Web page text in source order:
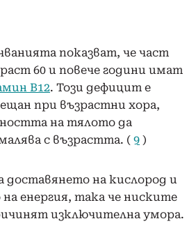
показват, че част
60 и повече години имат
В12. Този дефицит е
при възрастни хора,
на тялото да
с възрастта. ( 9 )
доставянето на кислород и
енергия, така че ниските
изключителна умора.